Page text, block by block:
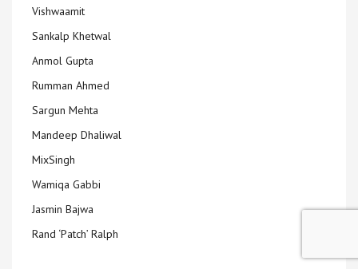
Vishwaamit
Sankalp Khetwal
Anmol Gupta
Rumman Ahmed
Sargun Mehta
Mandeep Dhaliwal
MixSingh
Wamiqa Gabbi
Jasmin Bajwa
Rand ‘Patch’ Ralph